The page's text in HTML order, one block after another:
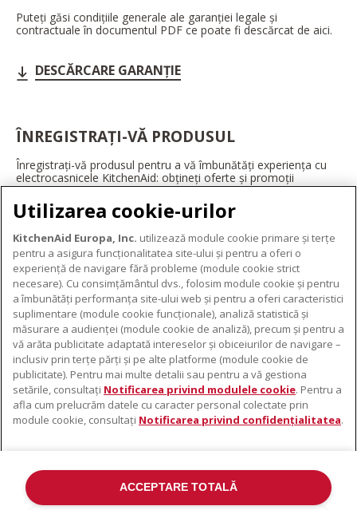
Puteți găsi condițiile generale ale garanției legale și
contractuale în documentul PDF ce poate fi descărcat de aici.
DESCĂRCARE GARANȚIE
ÎNREGISTRAȚI-VĂ PRODUSUL
Înregistrați-vă produsul pentru a vă îmbunătăți experiența cu
electrocasnicele KitchenAid: obțineți oferte și promoții
exclusive, ponturi și sfaturi de la profesioniști și multe altele.
ÎNREGISTRAȚI-VĂ ACUM
DESPRE KITCHENAID
Despre KitchenAid
Istoria mărcii
ODR
PRODUSELE NOASTRE
Electrocasnice mici
Accesorii pentru produse
SUPORT
De unde cumpărați
Localizator centre de service
Contacte
©2022 Toate drepturile rezervate. KitchenAid și designul mixerului cu
Utilizarea cookie-urilor
KitchenAid Europa, Inc. utilizează module cookie primare și terțe
pentru a asigura funcționalitatea site-ului și pentru a oferi o
experiență de navigare fără probleme (module cookie strict
necesare). Cu consimțământul dvs., folosim module cookie și pentru
a îmbunătăți performanța site-ului web și pentru a oferi caracteristici
suplimentare (module cookie funcționale), analiză statistică și
măsurare a audienței (module cookie de analiză), precum și pentru a
vă arăta publicitate adaptată intereselor și obiceiurilor de navigare –
inclusiv prin terțe părți și pe alte platforme (module cookie de
publicitate). Pentru mai multe detalii sau pentru a vă gestiona
setările, consultați Notificarea privind modulele cookie. Pentru a
afla cum prelucrăm datele cu caracter personal colectate prin
module cookie, consultați Notificarea privind confidențialitatea.
ACCEPTARE TOTALĂ